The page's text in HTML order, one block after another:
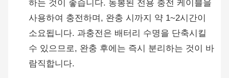
하는 것이 좋습니다. 동봉된 전용 충전 케이블을
사용하여 충전하며, 완충 시까지 약 1~2시간이
소요됩니다. 과충전은 배터리 수명을 단축시킬
수 있으므로, 완충 후에는 즉시 분리하는 것이 바
람직합니다.